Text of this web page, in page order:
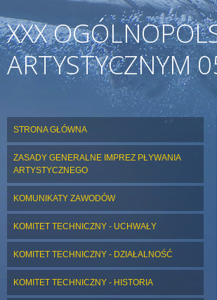
XXX
ARTYSTYCZNYM
STRONA GŁÓWNA
ZASADY GENERALNE IMPREZ PŁYWANIA
ARTYSTYCZNEGO
KOMUNIKATY ZAWODÓW
KOMITET TECHNICZNY - UCHWAŁY
KOMITET TECHNICZNY - DZIAŁALNOŚĆ
KOMITET TECHNICZNY - HISTORIA